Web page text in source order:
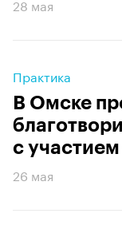
28 мая
Практика
В Омске
с
26 мая